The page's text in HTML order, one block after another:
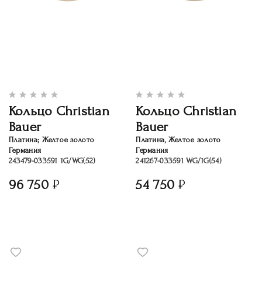
Кольцо Christian
Bauer
Платина; Желтое золото
Германия
243479-033591 1G/WG(52)
96 750
Кольцо Christian
Bauer
Платина, Желтое золото
Германия
241267-033591 WG/1G(54)
54 750